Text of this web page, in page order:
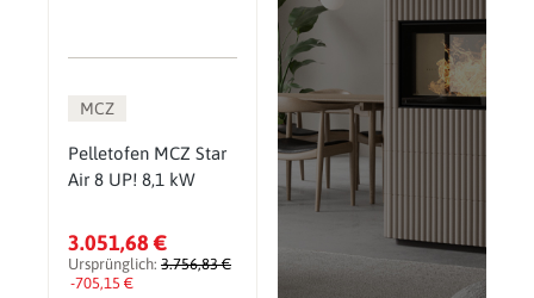
MCZ
Pelletofen MCZ Star
Air 8 UP! 8,1 kW
3.051,68 €
Ursprünglich: 3.756,83 €
-705,15 €